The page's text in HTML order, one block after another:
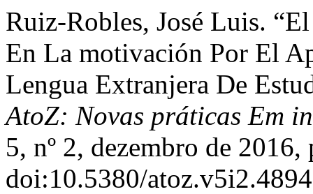
Ruiz-Robles, José Luis.
En La motivación Por El
Lengua Extranjera De
AtoZ: Novas práticas Em
5, nº 2, dezembro de 2016,
doi:10.5380/